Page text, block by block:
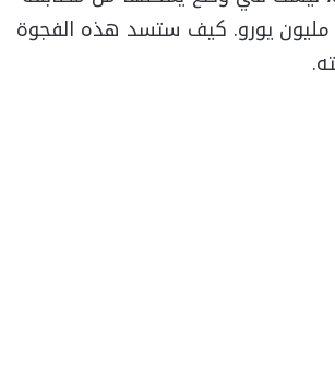
عرض بقيمة 150 مليون يورو. كيف ستسد هذه الفجوة